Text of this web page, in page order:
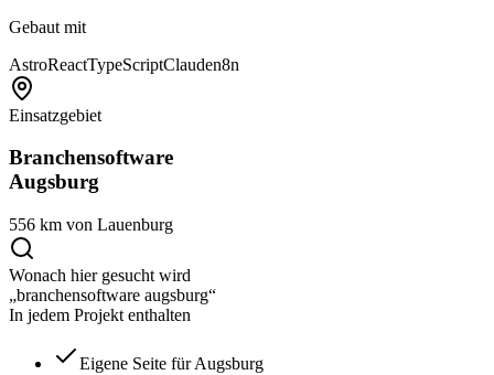
Gebaut mit
AstroReactTypeScriptClauden8n
Einsatzgebiet
Branchensoftware
Augsburg
556 km von Lauenburg
Wonach hier gesucht wird
„branchensoftware augsburg“
In jedem Projekt enthalten
Eigene Seite für Augsburg